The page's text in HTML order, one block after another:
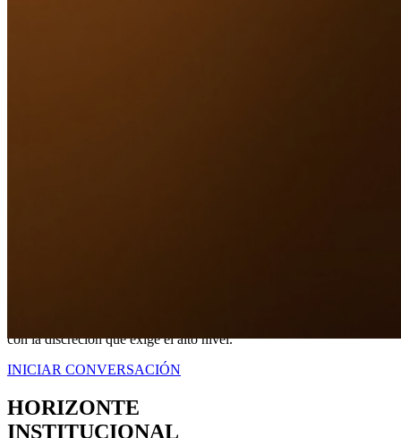
con la discreción que exige el alto nivel.
INICIAR CONVERSACIÓN
HORIZONTE
INSTITUCIONAL